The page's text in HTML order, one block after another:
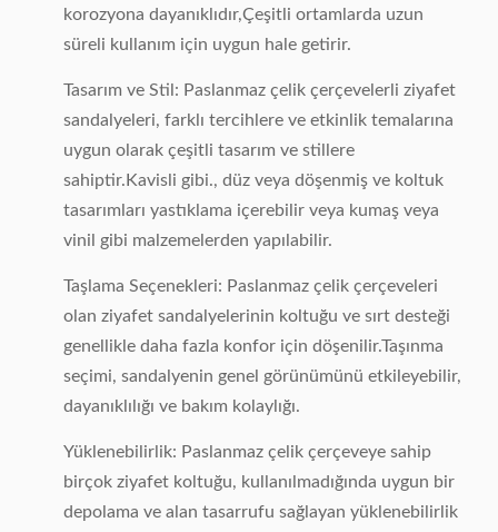
korozyona dayanıklıdır,Çeşitli ortamlarda uzun
süreli kullanım için uygun hale getirir.
Tasarım ve Stil: Paslanmaz çelik çerçevelerli ziyafet
sandalyeleri, farklı tercihlere ve etkinlik temalarına
uygun olarak çeşitli tasarım ve stillere
sahiptir.Kavisli gibi., düz veya döşenmiş ve koltuk
tasarımları yastıklama içerebilir veya kumaş veya
vinil gibi malzemelerden yapılabilir.
Taşlama Seçenekleri: Paslanmaz çelik çerçeveleri
olan ziyafet sandalyelerinin koltuğu ve sırt desteği
genellikle daha fazla konfor için döşenilir.Taşınma
seçimi, sandalyenin genel görünümünü etkileyebilir,
dayanıklılığı ve bakım kolaylığı.
Yüklenebilirlik: Paslanmaz çelik çerçeveye sahip
birçok ziyafet koltuğu, kullanılmadığında uygun bir
depolama ve alan tasarrufu sağlayan yüklenebilirlik